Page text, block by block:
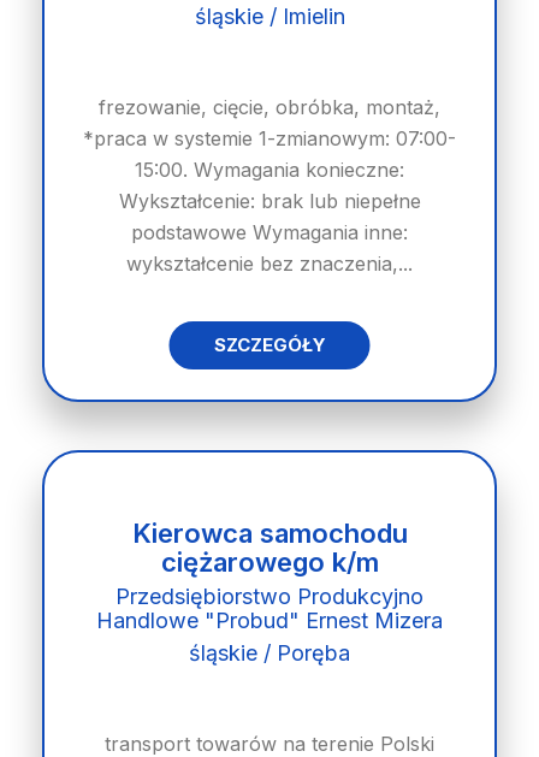
śląskie / Imielin
frezowanie, cięcie, obróbka, montaż,
*praca w systemie 1-zmianowym: 07:00-
15:00. Wymagania konieczne:
Wykształcenie: brak lub niepełne
podstawowe Wymagania inne:
wykształcenie bez znaczenia,...
SZCZEGÓŁY
Kierowca samochodu
ciężarowego k/m
Przedsiębiorstwo Produkcyjno
Handlowe "Probud" Ernest Mizera
śląskie / Poręba
transport towarów na terenie Polski